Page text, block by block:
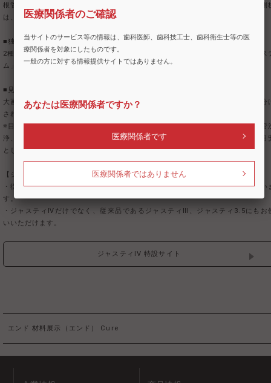
根管内にある側枝を検知し、画面・ブザー音でお知らせします。（計測可能な側
は、直径：＞0.15mm、高さ：APEXから2.5～5mm）
■独自の高精度測定で根尖までの距離を計測
2種類の周波数の組み合わせから、常に整合性を確認する「統合補足測定シス
ム」搭載。口腔内の環境に影響されず、ドライでもウェットでも測定可能です。
■見やすい大きな液晶表示
大画面で鮮やかな画面表示になっています。ファイルの到達距離が3段階で色分
されており、視認しやすいです。
※目盛りは根管の先端から実際の距離の近似値を示しますが、根管拡大や根管
浄、あるいは根管の状態によっても値が変化する場合があるので、あくまでも目
として使用してください。
【ジャスティ共用 キャナルインスツルメントホルダー小5本組】
・従来のホルダーよりもサイズが小さくなったことにより、操作性が向上してい
す。
・ジャスティⅣだけでなく、従来品であるジャスティⅢ、ジャスティ3.5にもお
いいただけます。
ジャスティIV 特設サイト
エンド 材料展示（エンド） Cure
医療関係者のご確認
当サイトのサービス等の情報は、歯科医師、歯科技工士、歯科衛生士等の医
療関係者を対象にしたものです。
一般の方に対する情報提供サイトではありません。
あなたは医療関係者ですか？
医療関係者です
医療関係者ではありません